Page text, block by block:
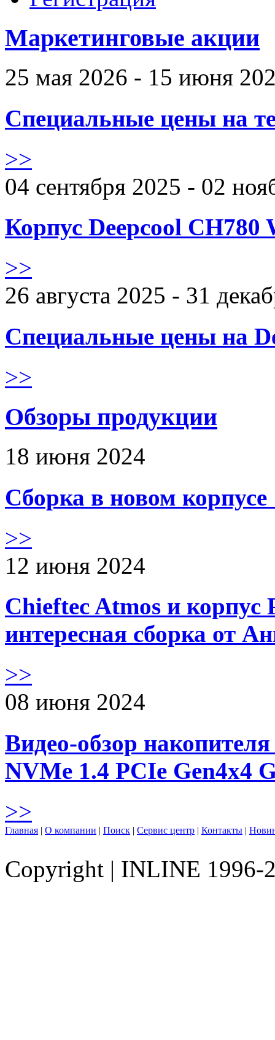
Маркетинговые акции
25 мая 2026 - 15 июня
Специальные цены на
>>
04 сентября 2025 - 02
Корпус Deepcool CH780
>>
26 августа 2025 - 31
Специальные цены на
>>
Обзоры продукции
18 июня 2024
Сборка в новом
>>
12 июня 2024
Chieftec Atmos и корпус
интересная сборка от
>>
08 июня 2024
Видео-обзор
NVMe 1.4 PCIe Gen4х4
>>
Главная | О компании | Поиск | Сервис центр | Контакты |
Copyright | INLINE 1996-